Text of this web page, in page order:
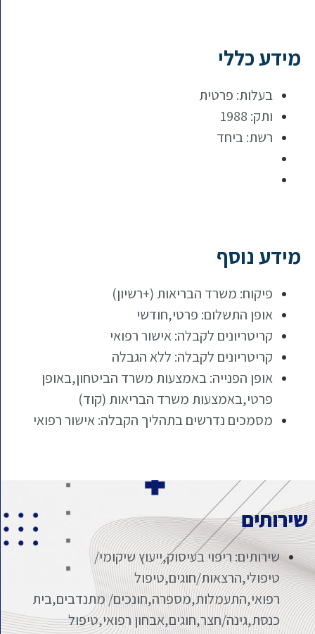
מידע כללי
בעלות: פרטית
ותק: 1988
רשת: ביחד
מידע נוסף
פיקוח: משרד הבריאות (+רשיון)
אופן התשלום: פרטי,חודשי
קריטריונים לקבלה: אישור רפואי
קריטריונים לקבלה: ללא הגבלה
אופן הפנייה: באמצעות משרד הביטחון,באופן
פרטי,באמצעות משרד הבריאות (קוד)
מסמכים נדרשים בתהליך הקבלה: אישור רפואי
שירותים
שירותים: ריפוי בעיסוק,ייעוץ שיקומי/
טיפולי,הרצאות/חוגים,טיפול
רפואי,התעמלות,מספרה,חונכים/ מתנדבים,בית
כנסת,גינה/חצר,חוגים,אבחון רפואי,טיפול